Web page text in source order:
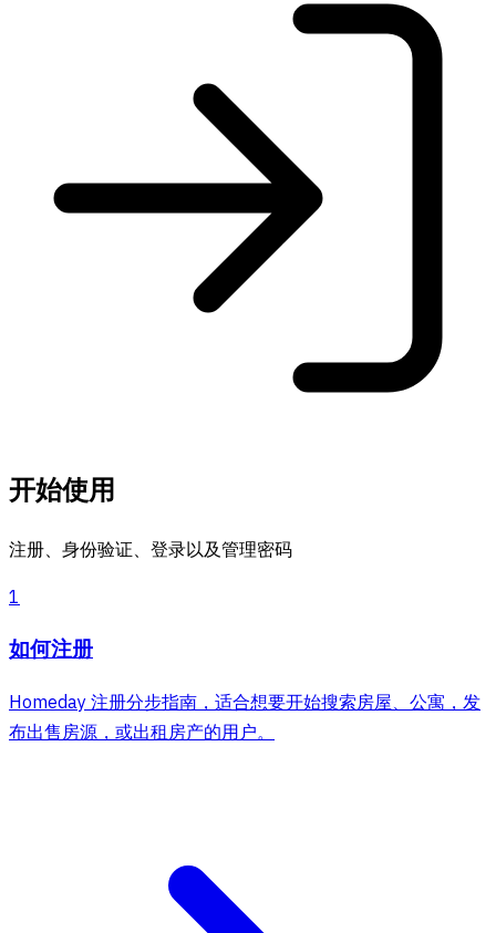
开始使用
注册、身份验证、登录以及管理密码
1
如何注册
Homeday 注册分步指南，适合想要开始搜索房屋、公寓，发
布出售房源，或出租房产的用户。